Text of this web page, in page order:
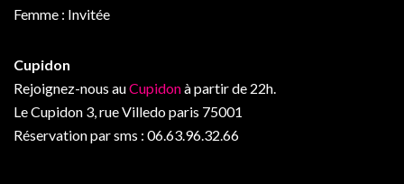
Femme : Invitée
Cupidon
Rejoignez-nous auCupidonà partir de 22h.
Le Cupidon 3, rue Villedo paris 75001
Réservation par sms : 06.63.96.32.66